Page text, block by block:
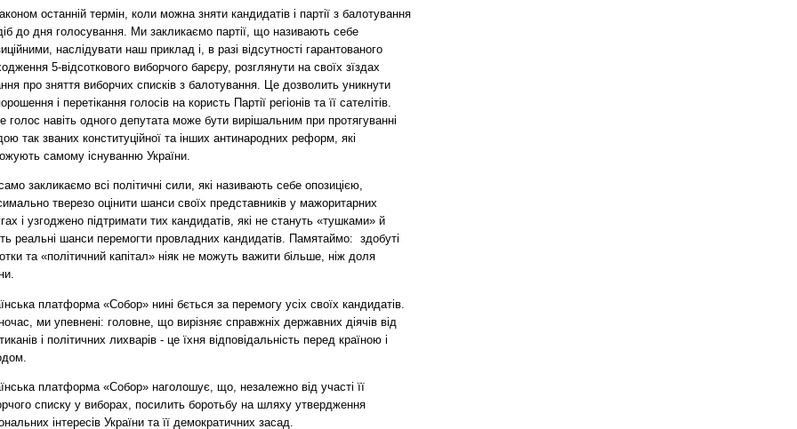
останній термін, коли можна зняти кандидатів і партії з балотування
до дня голосування. Ми закликаємо партії, що називають себе
наслідувати наш приклад і, в разі відсутності гарантованого
5-відсоткового виборчого барєру, розглянути на своїх зїздах
про зняття виборчих списків з балотування. Це дозволить уникнути
і перетікання голосів на користь Партії регіонів та її сателітів.
голос навіть одного депутата може бути вирішальним при протягуванні
так званих конституційної та інших антинародних реформ, які
самому існуванню України.
закликаємо всі політичні сили, які називають себе опозицією,
тверезо оцінити шанси своїх представників у мажоритарних
і узгоджено підтримати тих кандидатів, які не стануть «тушками» й
реальні шанси перемогти провладних кандидатів. Памятаймо:  здобуті
та «політичний капітал» ніяк не можуть важити більше, ніж доля
платформа «Собор» нині бється за перемогу усіх своїх кандидатів.
ми упевнені: головне, що вирізняє справжніх державних діячів від
і політичних лихварів - це їхня відповідальність перед країною і
платформа «Собор» наголошує, що, незалежно від участі її
списку у виборах, посилить боротьбу на шляху утвердження
інтересів України та її демократичних засад.